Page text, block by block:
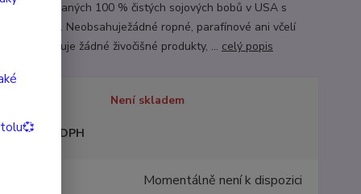
vypěstovaných 100 % čistých sojových bobů v USA s
kvality. Neobsahuježádné ropné, parafínové ani včelí
Neobsahuje žádné živočišné produkty, ... celý popis
Není skladem
plátci DPH
Momentálně není k dispozici